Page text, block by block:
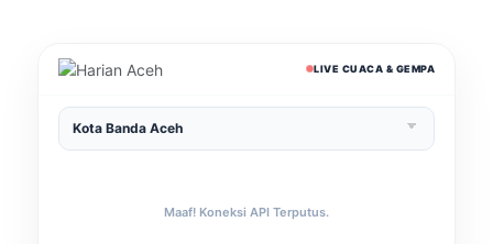
LIVE CUACA & GEMPA
Maaf! Koneksi API Terputus.